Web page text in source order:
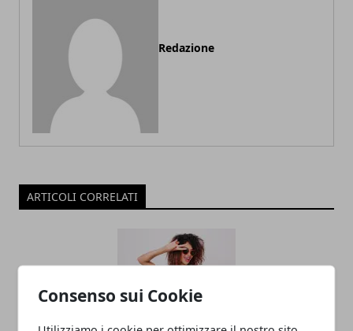
Consenso sui Cookie
Redazione
ARTICOLI CORRELATI